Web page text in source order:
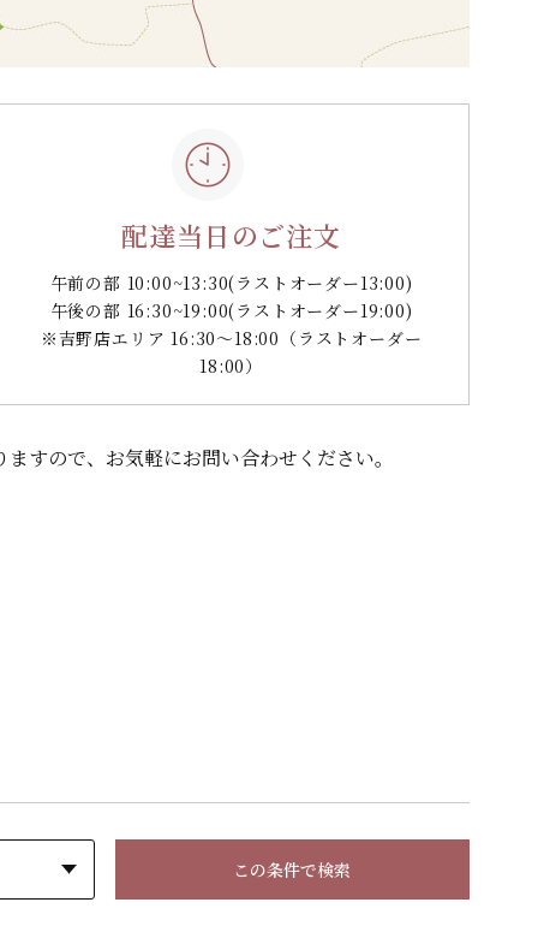
配達当日のご注文
午前の部 10:00~13:30(ラストオーダー13:00)
午後の部 16:30~19:00(ラストオーダー19:00)
※吉野店エリア 16:30～18:00（ラストオーダー
18:00）
すので、 お気軽にお問い合わせください。
この条件で検索